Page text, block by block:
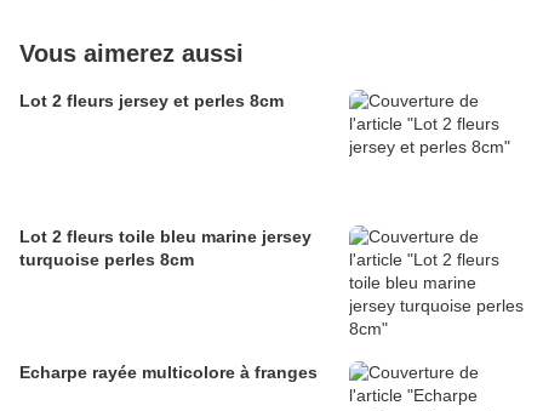
Vous aimerez aussi
Lot 2 fleurs jersey et perles 8cm
Lot 2 fleurs toile bleu marine jersey
turquoise perles 8cm
Echarpe rayée multicolore à franges